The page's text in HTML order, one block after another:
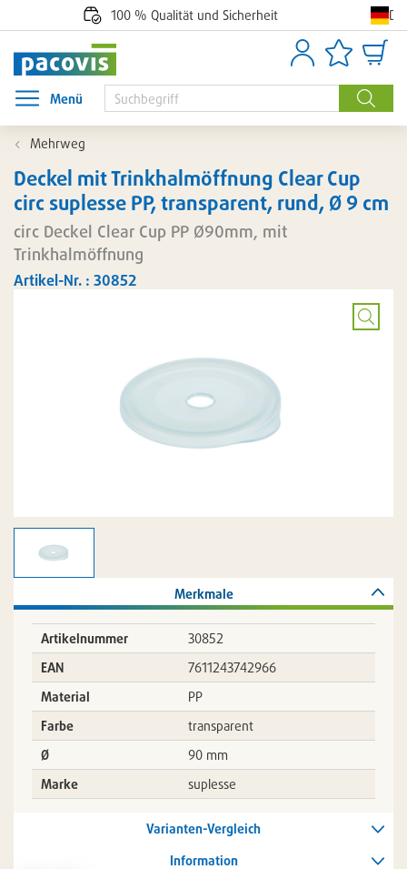
100 % Qualität und Sicherheit
Suche
AnmeldenArtikellisten
Menü
Menü öffnen
Mehrweg
Deckel mit Trinkhalmöffnung Clear Cup
circ suplesse PP, transparent, rund, Ø 9 cm
circ Deckel Clear Cup PP Ø90mm, mit
Trinkhalmöffnung
Artikel-Nr. : 30852
Bild
Merkmale
Artikelnummer
30852
EAN
7611243742966
Material
PP
Farbe
transparent
Ø
90 mm
Marke
suplesse
Varianten-Vergleich
Information